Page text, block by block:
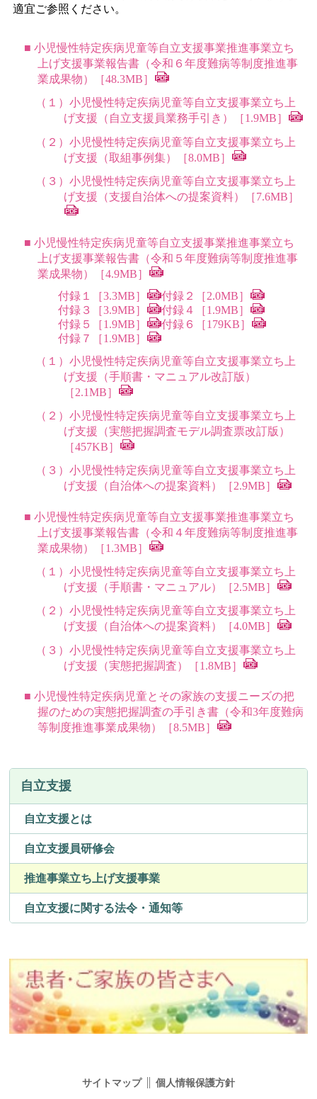
適宜ご参照ください。
■ 小児慢性特定疾病児童等自立支援事業推進事業立ち
上げ支援事業報告書（令和６年度難病等制度推進事
業成果物）［48.3MB］
（１）小児慢性特定疾病児童等自立支援事業立ち上
げ支援（自立支援員業務手引き）［1.9MB］
（２）小児慢性特定疾病児童等自立支援事業立ち上
げ支援（取組事例集）［8.0MB］
（３）小児慢性特定疾病児童等自立支援事業立ち上
げ支援（支援自治体への提案資料）［7.6MB］
■ 小児慢性特定疾病児童等自立支援事業推進事業立ち
上げ支援事業報告書（令和５年度難病等制度推進事
業成果物）［4.9MB］
付録１［3.3MB］
付録２［2.0MB］
付録３［3.9MB］
付録４［1.9MB］
付録５［1.9MB］
付録６［179KB］
付録７［1.9MB］
（１）小児慢性特定疾病児童等自立支援事業立ち上
げ支援（手順書・マニュアル改訂版）
［2.1MB］
（２）小児慢性特定疾病児童等自立支援事業立ち上
げ支援（実態把握調査モデル調査票改訂版）
［457KB］
（３）小児慢性特定疾病児童等自立支援事業立ち上
げ支援（自治体への提案資料）［2.9MB］
■ 小児慢性特定疾病児童等自立支援事業推進事業立ち
上げ支援事業報告書（令和４年度難病等制度推進事
業成果物）［1.3MB］
（１）小児慢性特定疾病児童等自立支援事業立ち上
げ支援（手順書・マニュアル）［2.5MB］
（２）小児慢性特定疾病児童等自立支援事業立ち上
げ支援（自治体への提案資料）［4.0MB］
（３）小児慢性特定疾病児童等自立支援事業立ち上
げ支援（実態把握調査）［1.8MB］
■ 小児慢性特定疾病児童とその家族の支援ニーズの把
握のための実態把握調査の手引き書（令和3年度難病
等制度推進事業成果物）［8.5MB］
自立支援
自立支援とは
自立支援員研修会
推進事業立ち上げ支援事業
自立支援に関する法令・通知等
サイトマップ 個人情報保護方針